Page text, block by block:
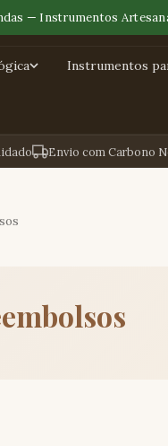
— Instrumentos
Instrumentos
Envio com Carbono